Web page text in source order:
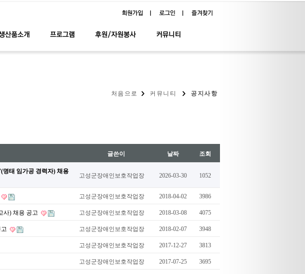
처음으로 커뮤니티 공지사항
글쓴이 날짜 조회
명태 임가공 경력자) 채용
고성군장애인보호작업장 2026-03-30 1052
고성군장애인보호작업장 2018-04-02 3986
사) 채용 공고 고성군장애인보호작업장 2018-03-08 4075
고성군장애인보호작업장 2018-02-07 3948
고성군장애인보호작업장 2017-12-27 3813
고성군장애인보호작업장 2017-07-25 3695